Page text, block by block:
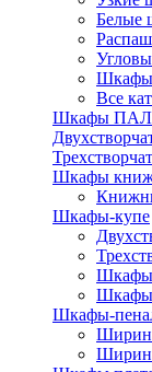
Белые
Шкафы
Все
Шкафы
Шкафы
Шкафы-купе
Шкафы-
Шкафы-